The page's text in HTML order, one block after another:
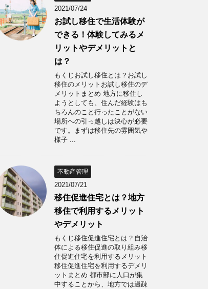
2021/07/24
お試し移住で生活体験が
できる！体験してみるメ
リットやデメリットと
は？
もくじお試し移住とは？お試し
移住のメリットお試し移住のデ
メリットまとめ 地方に移住し
ようとしても、住んだ経験はも
ちろんのこと行ったことがない
場所への引っ越しは決心が必要
です。まずは移住先の雰囲気や
様子 ...
不動産管理
2021/07/21
移住促進住宅とは？地方
移住で利用するメリット
やデメリット
もくじ移住促進住宅とは？自治
体による移住促進の取り組み移
住促進住宅を利用するメリット
移住促進住宅を利用するデメリ
ットまとめ 都市部に人口が集
中することから、地方では過疎